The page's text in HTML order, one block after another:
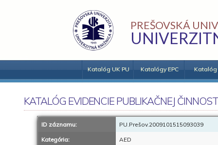
PREŠOVSKÁ
Katalóg UK PU Katalógy EPC Katalóg
KATALÓG EVIDENCIE PUBLIKAČNEJ
ID záznamu: PU.Prešov.2009101515093039
Kategória: AED